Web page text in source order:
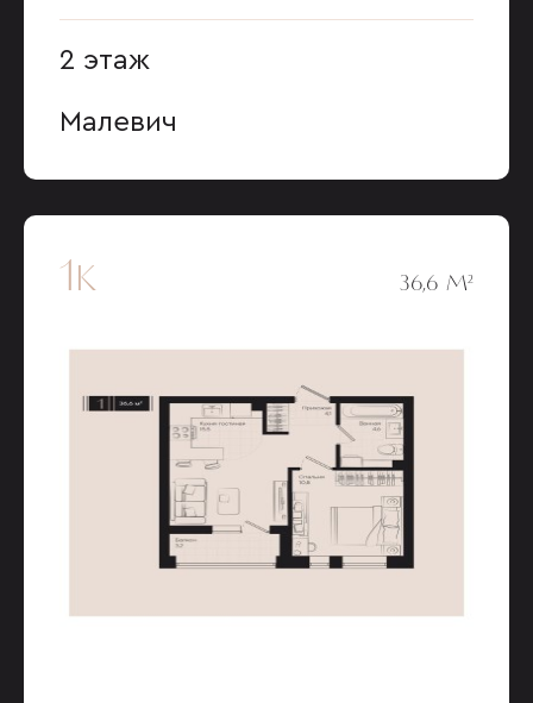
2 этаж
Малевич
1к 36,6 М²